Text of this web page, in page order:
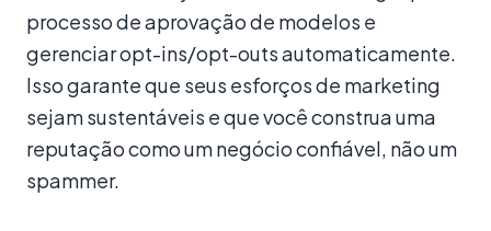
processo de aprovação de modelos e
gerenciar opt-ins/opt-outs automaticamente.
Isso garante que seus esforços de marketing
sejam sustentáveis e que você construa uma
reputação como um negócio confiável, não um
spammer.